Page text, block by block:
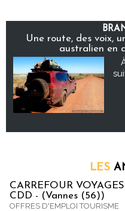
Une route, des voix,
australien en
LES
CARREFOUR
CDD - (Vannes (56))
OFFRES D'EMPLOI TOURISME